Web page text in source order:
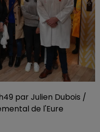
par Julien Dubois /
de l'Eure